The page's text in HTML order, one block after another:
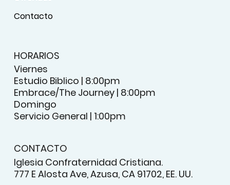
Contacto
HORARIOS
Viernes
Estudio Biblico | 8:00pm
Embrace/The Journey | 8:00pm
Domingo
Servicio General | 1:00pm
CONTACTO
Iglesia Confraternidad Cristiana.
777 E Alosta Ave, Azusa, CA 91702, EE. UU.